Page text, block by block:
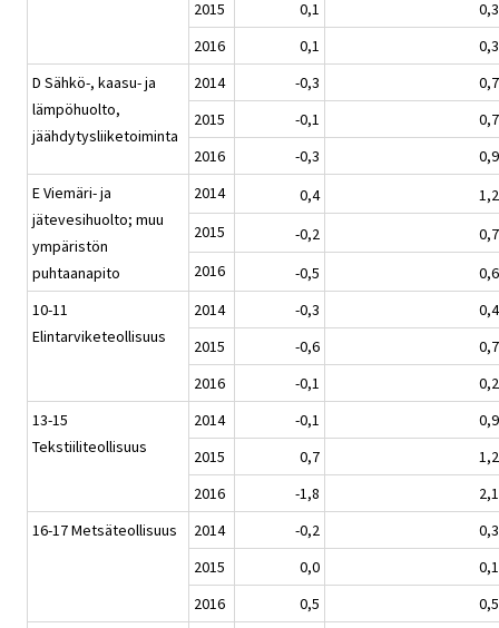
2015 0,1
0,3
2016
0,1
0,3
D Sähkö-, kaasu- ja
lämpöhuolto,
jäähdytysliiketoiminta
2014 -0,3
0,7
2015
-0,1
0,7
2016
-0,3
0,9
E Viemäri- ja
jätevesihuolto; muu
ympäristön
puhtaanapito
2014 0,4
1,2
2015
-0,2
0,7
2016
-0,5
0,6
10-11
Elintarviketeollisuus
2014 -0,3
0,4
2015
-0,6
0,7
2016
-0,1
0,2
13-15
Tekstiiliteollisuus
2014 -0,1
0,9
2015
0,7
1,2
2016
-1,8
2,1
16-17 Metsäteollisuus
2014 -0,2
0,3
2015
0,0
0,1
2016
0,5
0,5